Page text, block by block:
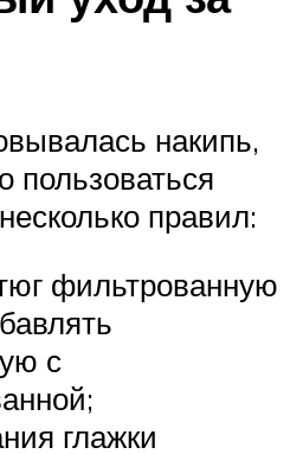
накипь,
пользоваться
правил:
фильтрованную
с
глажки